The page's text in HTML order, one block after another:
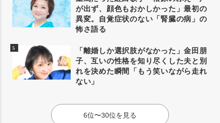
が出ず、顔色もおかしかった」最初の
異変。自覚症状のない「腎臓の病」の
怖さ語る
「離婚しか選択肢がなかった」金田朋
子、互いの性格を知り尽くした夫と別
れを決めた瞬間「もう笑いながら走れ
ない」
6位〜30位を見る